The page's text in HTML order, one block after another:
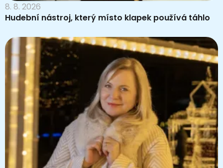
8. 8. 2026
Hudební nástroj, který místo klapek používá táhlo